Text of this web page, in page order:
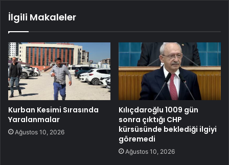
İlgili Makaleler
Kurban Kesimi Sırasında
Yaralanmalar
Ağustos 10, 2026
Kılıçdaroğlu 1009 gün
sonra çıktığı CHP
kürsüsünde beklediği ilgiyi
göremedi
Ağustos 10, 2026